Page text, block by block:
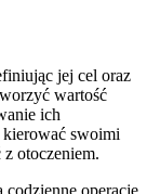
jej cel oraz
wartość
ich
swoimi
otoczeniem.